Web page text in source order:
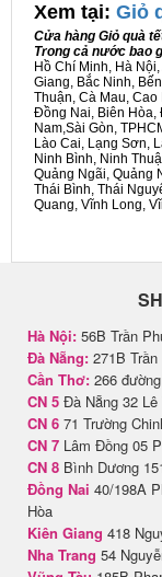
Xem tại: Giỏ
Cửa hàng Giỏ quà
Trong cả nước bao
Hồ Chí Minh, Hà
Giang, Bắc Ninh,
Thuận, Cà Mau,
Đồng Nai, Biên Hòa,
Nam,Sài Gòn,
Lào Cai, Lạng Sơn,
Ninh Bình, Ninh
Quảng Ngãi, Quảng
Thái Bình, Thái
Quang, Vĩnh Long,
Hà Nội: 56B Trần
Đà Nẵng: 271B
Cần Thơ: 266
CN 5 Đà Nẵng 32 Lê
CN 6 71 Trường
CN 7 Lâm Đồng 05
CN 8 Bình Dương
Đồng Nai 40/198A
Hòa
Kiên Giang 418
Nha Trang 54